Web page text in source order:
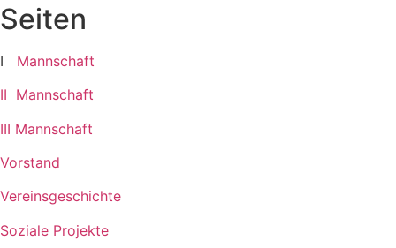
Seiten
I Mannschaft
II Mannschaft
III Mannschaft
Vorstand
Vereinsgeschichte
Soziale Projekte